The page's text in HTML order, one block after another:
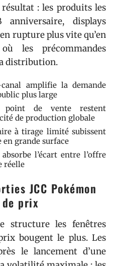
: les produits les
anniversaire, displays
rupture plus vite qu’en
les précommandes
distribution.
amplifie la demande
plus large
point de vente restent
de production globale
à tirage limité subissent
grande surface
l’écart entre l’offre
réelle
JCC Pokémon
prix
structure les fenêtres
bougent le plus. Les
le lancement d’une